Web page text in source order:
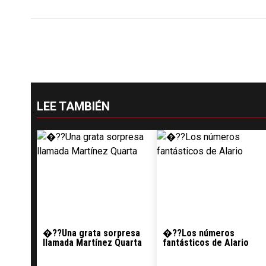
LEE TAMBIÉN
�??Una grata sorpresa
llamada Martínez Quarta
�??Los números
fantásticos de Alario